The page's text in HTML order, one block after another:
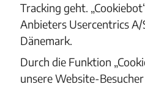
Tracking geht.
Anbieters Usercentrics A/
Dänemark.
Durch die Funktion
unsere Website-